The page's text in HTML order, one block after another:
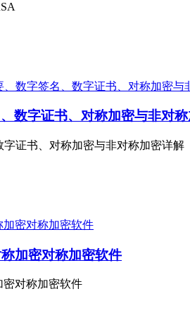
数字证书、对称加密与非对
证书、对称加密与非对称加密详解
加密对称加密软件
密对称加密软件